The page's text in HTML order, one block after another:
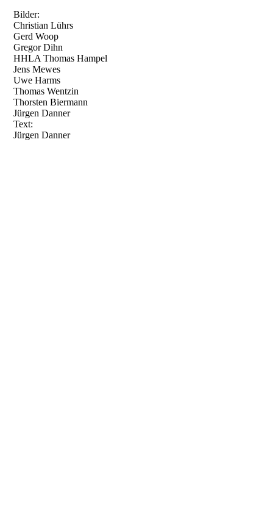
Bilder:
Christian Lührs
Gerd Woop
Gregor Dihn
HHLA Thomas Hampel
Jens Mewes
Uwe Harms
Thomas Wentzin
Thorsten Biermann
Jürgen Danner
Text:
Jürgen Danner